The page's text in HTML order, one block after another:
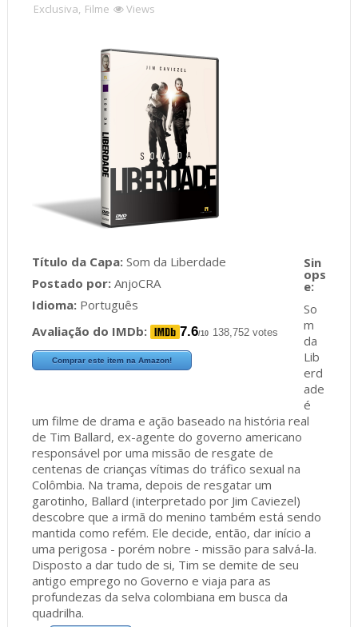
Exclusiva, Filme Views
Título da Capa:Som da Liberdade
Postado por:AnjoCRA
Idioma:Português
Avaliação do IMDb:
7.6/10 138,752 votes
Comprar este item na Amazon!
So
m
da
Lib
erd
ade
é
um filme de drama e ação baseado na história real
de Tim Ballard, ex-agente do governo americano
responsável por uma missão de resgate de
centenas de crianças vítimas do tráfico sexual na
Colômbia. Na trama, depois de resgatar um
garotinho, Ballard (interpretado por Jim Caviezel)
descobre que a irmã do menino também está sendo
mantida como refém. Ele decide, então, dar início a
uma perigosa - porém nobre - missão para salvá-la.
Disposto a dar tudo de si, Tim se demite de seu
antigo emprego no Governo e viaja para as
profundezas da selva colombiana em busca da
quadrilha.